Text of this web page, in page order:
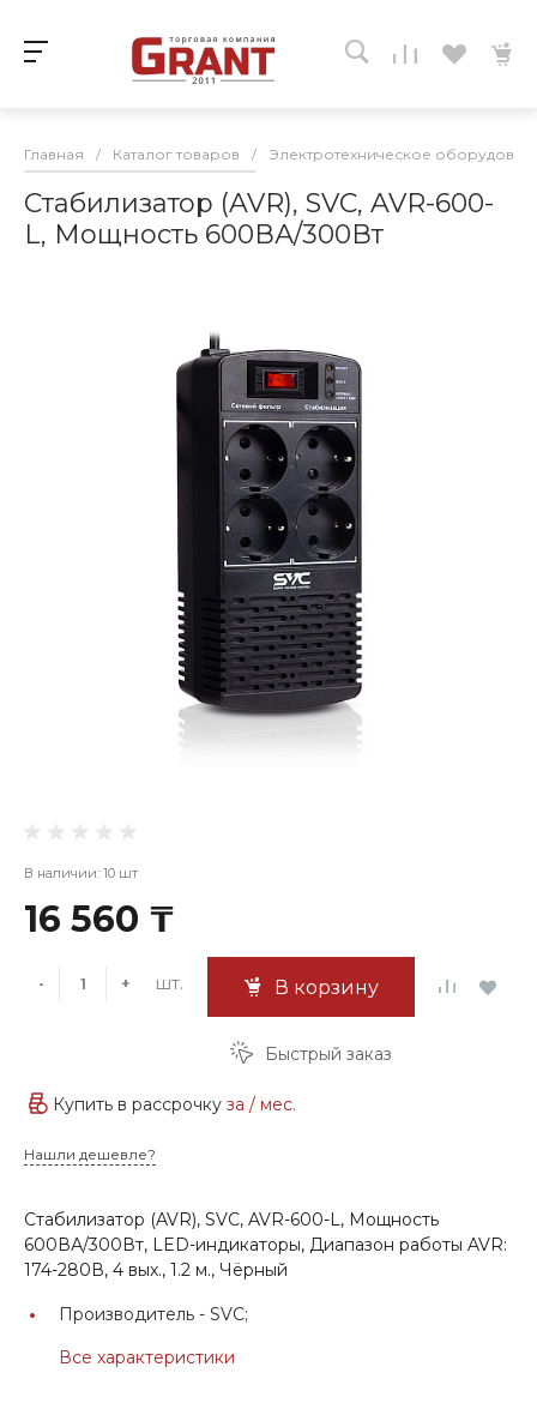
Главная / Каталог товаров / Электротехническое
Стабилизатор (AVR), SVC, AVR-600-
L, Мощность 600ВА/300Вт
В наличии: 10 шт
16 560 ₸
- + шт. В корзину
Быстрый заказ
Купить в рассрочку за / мес.
Нашли дешевле?
Стабилизатор (AVR), SVC, AVR-600-L, Мощность
600ВА/300Вт, LED-индикаторы, Диапазон работы AVR:
174-280В, 4 вых., 1.2 м., Чёрный
Производитель - SVC;
Все характеристики